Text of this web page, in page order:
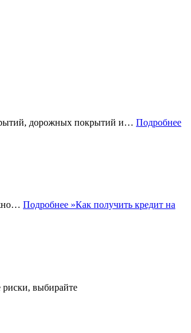
дорожных покрытий и… Подробнее
Подробнее »Как получить кредит на
риски, выбирайте